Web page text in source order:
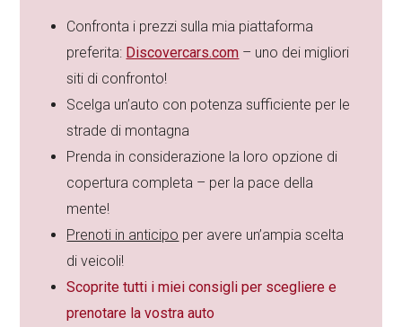
Confronta i prezzi sulla mia piattaforma
preferita: Discovercars.com – uno dei migliori
siti di confronto!
Scelga un’auto con potenza sufficiente per le
strade di montagna
Prenda in considerazione la loro opzione di
copertura completa – per la pace della
mente!
Prenoti in anticipo per avere un’ampia scelta
di veicoli!
Scoprite tutti i miei consigli per scegliere e
prenotare la vostra auto